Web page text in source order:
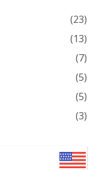
(23)
(13)
(7)
(5)
(5)
(3)